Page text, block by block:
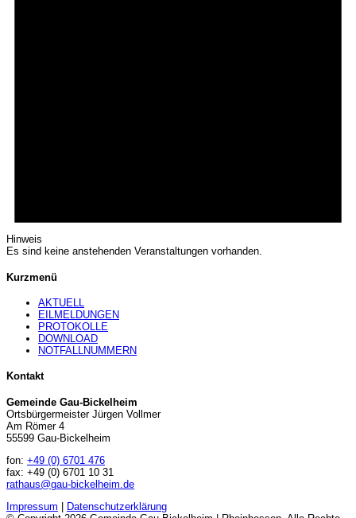
Hinweis
Es sind keine anstehenden Veranstaltungen vorhanden.
Kurzmenü
AKTUELL
EILMELDUNGEN
PROTOKOLLE
DOWNLOAD
NOTFALLNUMMERN
Kontakt
Gemeinde Gau-Bickelheim
Ortsbürgermeister Jürgen Vollmer
Am Römer 4
55599 Gau-Bickelheim
fon: +49 (0) 6701 476
fax: +49 (0) 6701 10 31
rathaus@gau-bickelheim.de
Impressum | Datenschutzerklärung